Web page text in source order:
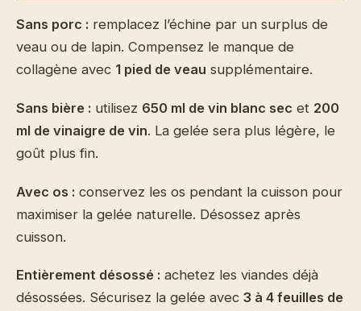
Sans porc : remplacez l’échine par un surplus de
veau ou de lapin. Compensez le manque de
collagène avec 1 pied de veau supplémentaire.
Sans bière : utilisez 650 ml de vin blanc sec et 200
ml de vinaigre de vin. La gelée sera plus légère, le
goût plus fin.
Avec os : conservez les os pendant la cuisson pour
maximiser la gelée naturelle. Désossez après
cuisson.
Entièrement désossé : achetez les viandes déjà
désossées. Sécurisez la gelée avec 3 à 4 feuilles de